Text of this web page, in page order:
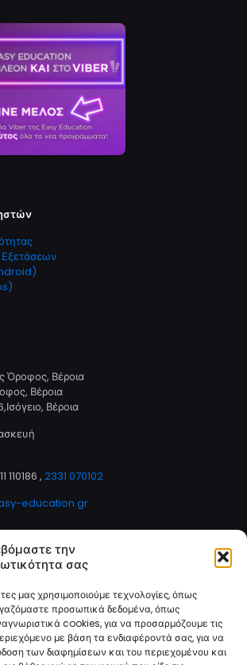
την
σας
μας χρησιμοποιούμε τεχνολογίες, όπως
προσωπικά δεδομένα, όπως
cookies, για να προσαρμόζουμε τις
με βάση τα ενδιαφέροντά σας, για να
των διαφημίσεων και του περιεχομένου και
Όροφος, Βέροια
Βέροια
Βέροια
110186 , 2331 070102
education.gr